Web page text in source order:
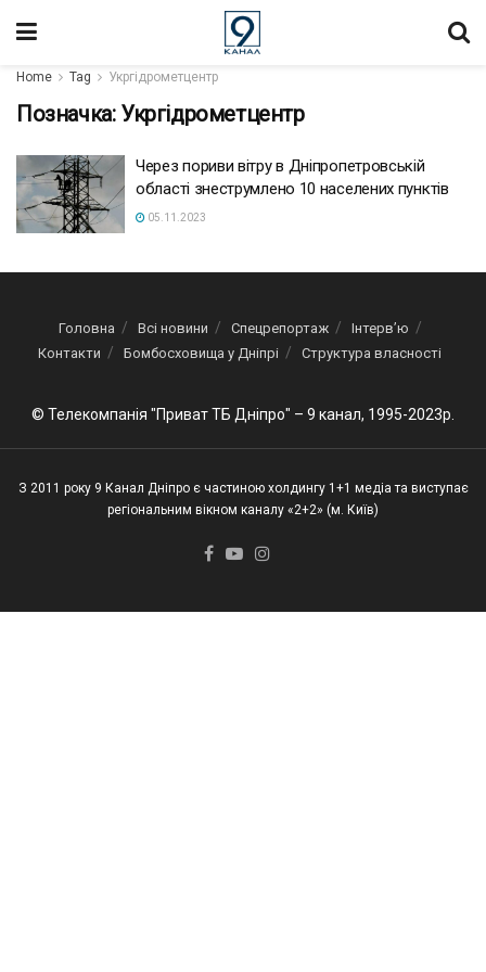
Home Tag Укргідрометцентр
Позначка: Укргідрометцентр
Через пориви вітру в Дніпропетровській
області знеструмлено 10 населених пунктів
05.11.2023
Головна Всі новини Спецрепортаж
Інтерв’ю
Контакти
Бомбосховища у Дніпрі Структура власності
© Телекомпанія "Приват ТБ Дніпро" – 9 канал, 1995-2023р.
З 2011 року 9 Канал Дніпро є частиною холдингу 1+1 медіа та виступає
регіональним вікном каналу «2+2» (м. Київ)